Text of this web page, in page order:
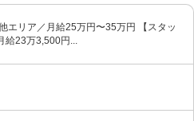
エリア／月給25万円〜35万円 【スタッ
給23万3,500円...